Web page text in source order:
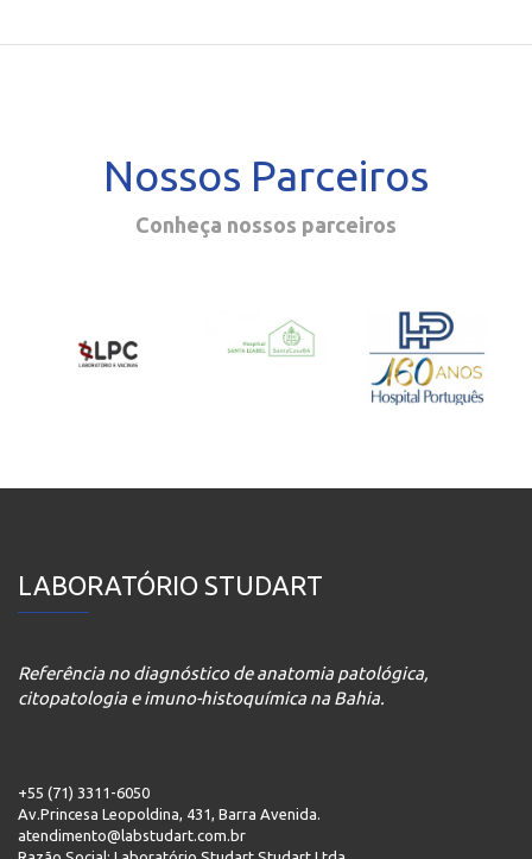
Nossos Parceiros
Conheça nossos parceiros
LABORATÓRIO STUDART
Referência no diagnóstico de anatomia patológica,
citopatologia e imuno-histoquímica na Bahia.
+55 (71) 3311-6050
Av.Princesa Leopoldina, 431, Barra Avenida.
atendimento@labstudart.com.br